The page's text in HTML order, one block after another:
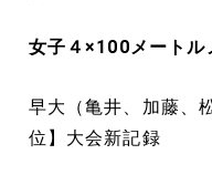
女子４×100メートル
早大（亀井、加藤、
位】大会新記録